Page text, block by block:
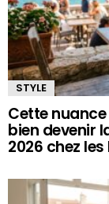
STYLE
Cette
bien devenir
2026 chez